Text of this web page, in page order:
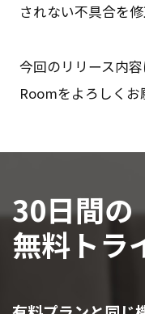
されない不具合を修
今回のリリース内
Roomをよろしくお
30日間の
無料トラ